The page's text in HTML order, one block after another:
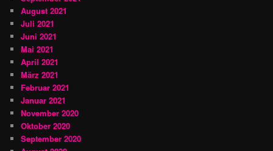
August 2021
Juli 2021
Juni 2021
Mai 2021
April 2021
März 2021
Februar 2021
Januar 2021
November 2020
Oktober 2020
September 2020